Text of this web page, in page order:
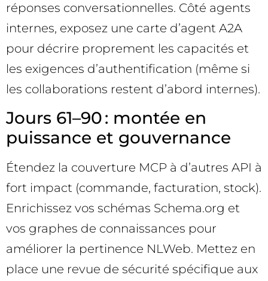
réponses conversationnelles. Côté agents
internes, exposez une carte d’agent A2A
pour décrire proprement les capacités et
les exigences d’authentification (même si
les collaborations restent d’abord internes).
Jours 61–90 : montée en
puissance et gouvernance
Étendez la couverture MCP à d’autres API à
fort impact (commande, facturation, stock).
Enrichissez vos schémas Schema.org et
vos graphes de connaissances pour
améliorer la pertinence NLWeb. Mettez en
place une revue de sécurité spécifique aux